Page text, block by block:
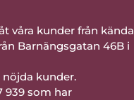
våra kunder från kända
Barnängsgatan 46B i
nöjda kunder.
939 som har